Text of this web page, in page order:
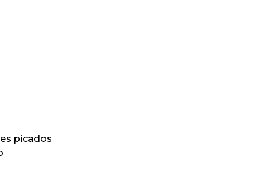
picados